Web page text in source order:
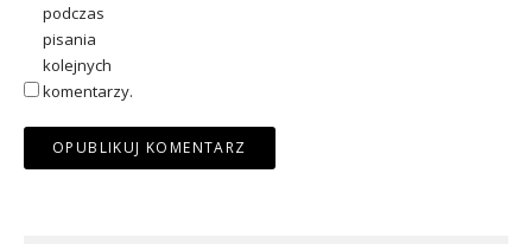
podczas
pisania
kolejnych
komentarzy.